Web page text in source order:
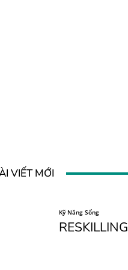
VIẾT MỚI
Kỹ Năng Sống
RESKILLING